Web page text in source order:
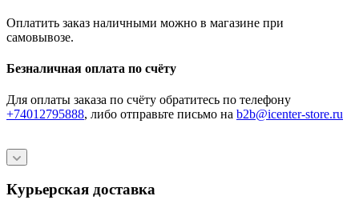
Оплатить заказ наличными можно в магазине при
самовывозе.
Безналичная оплата по счёту
Для оплаты заказа по счёту обратитесь по телефону
+74012795888, либо отправьте письмо на b2b@icenter-store.ru
Курьерская доставка